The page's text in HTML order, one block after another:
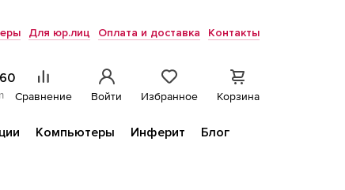
Для юр.лиц Оплата и доставка Контакты
Сравнение Войти Избранное Корзина
Компьютеры Инферит
Блог